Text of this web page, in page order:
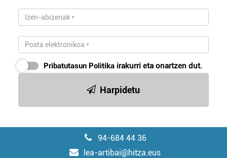
Pribatutasun Politika irakurri eta onartzen dut.
Harpidetu
94-684 44 36
lea-artibai@hitza.eus